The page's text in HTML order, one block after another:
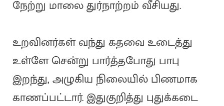
நேற்று மாலை துர்நாற்றம் வீசியது.
உறவினர்கள் வந்து கதவை உடைத்து
உள்ளே சென்று பார்த்தபோது பாபு
இறந்து, அழுகிய நிலையில் பிணமாக
காணப்பட்டார். இதுகுறித்து புதுக்கடை